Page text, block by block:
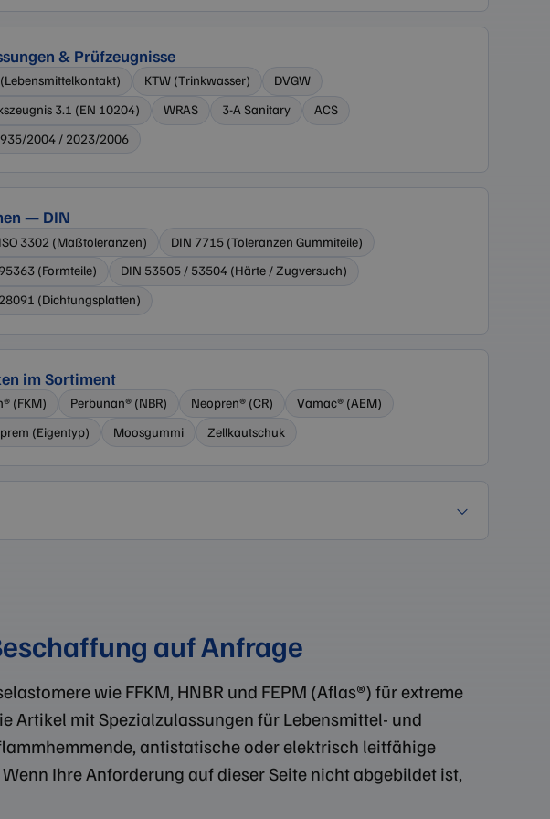
& Prüfzeugnisse
(Lebensmittelkontakt) KTW (Trinkwasser)
DVGW
3.1 (EN 10204)
WRAS 3-A Sanitary
ACS
2004 / 2023/2006
— DIN
3302 (Maßtoleranzen)
DIN 7715 (Toleranzen Gummiteile)
(Formteile)
DIN 53505 / 53504 (Härte / Zugversuch)
(Dichtungsplatten)
im Sortiment
(FKM) Perbunan® (NBR) Neopren® (CR)
Vamac® (AEM)
(Eigentyp)
Moosgummi Zellkautschuk
auf Anfrage
wie FFKM, HNBR und FEPM (Aflas®) für extreme
Artikel mit Spezialzulassungen für Lebensmittel- und
antistatische oder elektrisch leitfähige
Ihre Anforderung auf dieser Seite nicht abgebildet ist,
über Sitzungen hinweg zu verfolgen, um
indem die Sitzungskonsistenz beibehalten und